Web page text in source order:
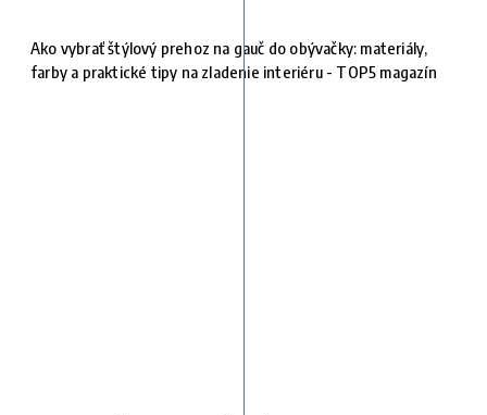
Ako vybrať štýlový prehoz na gauč do obývačky: materiály,
farby a praktické tipy na zladenie interiéru - TOP5 magazín